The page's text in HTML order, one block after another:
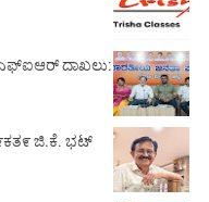
ದಾಖಲು:
ಜಿ.ಕೆ. ಭಟ್